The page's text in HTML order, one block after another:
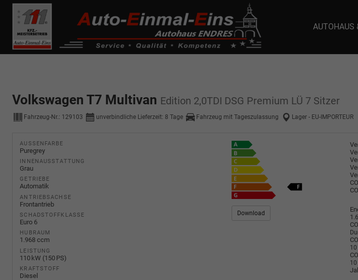
------------ Host Name : selector1._domainkey Points to address or value: selector1-aee-
de0k._domainkey.autoeinmaleins.onmicrosoft.com
AUTOHAUS
Volkswagen T7 Multivan Edition 2,0TDI DSG Premium LÜ 7 Sitzer
Fahrzeug-Nr.: 129103 unverbindliche Lieferzeit: 8 Tage Fahrzeug mit Tageszulassung Lager - EU-IMPORTEUR
AUSSENFARBE
Puregrey
INNENAUSSTATTUNG
Grau
GETRIEBE
Automatik
ANTRIEBSACHSE
Frontantrieb
SCHADSTOFFKLASSE
Euro 6
HUBRAUM
1.968 ccm
LEISTUNG
110 kW (150 PS)
KRAFTSTOFF
Diesel
Download